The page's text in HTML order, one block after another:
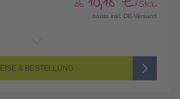
ab /Stck.
brutto inkl. DE-Versand
(Vorderseite und Rückseite bedruckt)
(3 Sonderfarben)
& BESTELLUNG